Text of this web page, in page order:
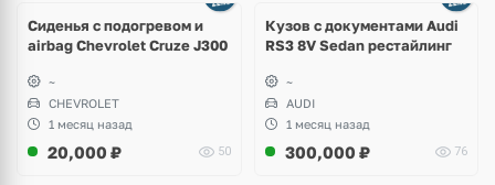
Сиденья с подогревом и
airbag Chevrolet Cruze J300
~
CHEVROLET
1 месяц назад
20,000 ₽ 50
Кузов с документами Audi
RS3 8V Sedan рестайлинг
~
AUDI
1 месяц назад
300,000 ₽ 76